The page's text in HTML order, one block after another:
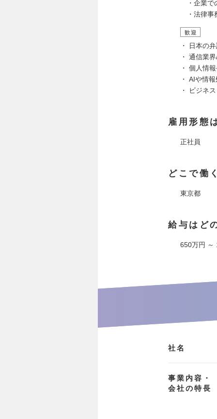
・企業で
・法律事
歓迎
・ 日本の
・ 通信業
・ 個人情
・ AIや情
・ ビジネ
雇用形態
正社員
どこで働
東京都
給与はど
650万円 ～
社名
事業内容・
会社の特長